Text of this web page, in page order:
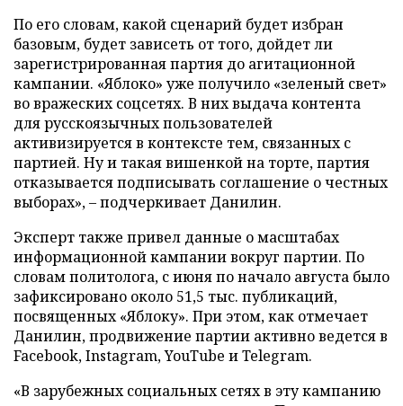
По его словам, какой сценарий будет избран
базовым, будет зависеть от того, дойдет ли
зарегистрированная партия до агитационной
кампании. «Яблоко» уже получило «зеленый свет»
во вражеских соцсетях. В них выдача контента
для русскоязычных пользователей
активизируется в контексте тем, связанных с
партией. Ну и такая вишенкой на торте, партия
отказывается подписывать соглашение о честных
выборах», – подчеркивает Данилин.
Эксперт также привел данные о масштабах
информационной кампании вокруг партии. По
словам политолога, с июня по начало августа было
зафиксировано около 51,5 тыс. публикаций,
посвященных «Яблоку». При этом, как отмечает
Данилин, продвижение партии активно ведется в
Facebook, Instagram, YouTube и Telegram.
«В зарубежных социальных сетях в эту кампанию